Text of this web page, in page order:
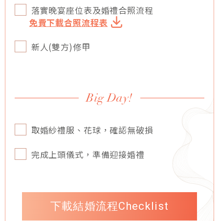
落實晚宴座位表及婚禮合照流程
免費下載合照流程表
新人(雙方)修甲
Big Day!
取婚紗禮服、花球，確認無破損
完成上頭儀式，準備迎接婚禮
下載結婚流程Checklist